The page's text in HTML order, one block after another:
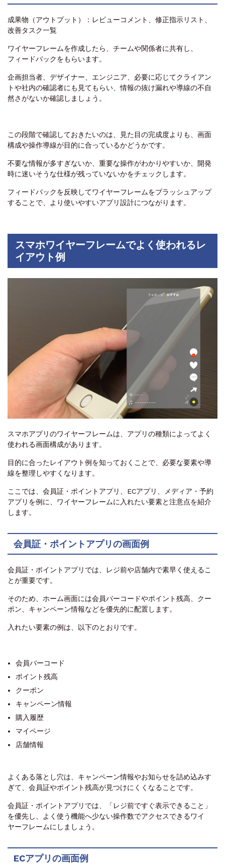
成果物（アウトプット）：レビューコメント、修正指示リスト、
改善タスク一覧
ワイヤーフレームを作成したら、チームや関係者に共有し、
フィードバックをもらいます。
企画担当者、デザイナー、エンジニア、必要に応じてクライアン
トや社内の確認者にも見てもらい、情報の抜け漏れや導線の不自
然さがないか確認しましょう。
この段階で確認しておきたいのは、見た目の完成度よりも、画面
構成や操作導線が目的に合っているかどうかです。
不要な情報が多すぎないか、重要な操作がわかりやすいか、開発
時に迷いそうな仕様が残っていないかをチェックします。
フィードバックを反映してワイヤーフレームをブラッシュアップ
することで、より使いやすいアプリ設計につながります。
スマホワイヤーフレームでよく使われるレ
イアウト例
スマホアプリのワイヤーフレームは、アプリの種類によってよく
使われる画面構成があります。
目的に合ったレイアウト例を知っておくことで、必要な要素や導
線を整理しやすくなります。
ここでは、会員証・ポイントアプリ、ECアプリ、メディア・予約
アプリを例に、ワイヤーフレームに入れたい要素と注意点を紹介
します。
会員証・ポイントアプリの画面例
会員証・ポイントアプリでは、レジ前や店舗内で素早く使えるこ
とが重要です。
そのため、ホーム画面には会員バーコードやポイント残高、クー
ポン、キャンペーン情報などを優先的に配置します。
入れたい要素の例は、以下のとおりです。
会員バーコード
ポイント残高
クーポン
キャンペーン情報
購入履歴
マイページ
店舗情報
よくある落とし穴は、キャンペーン情報やお知らせを詰め込みす
ぎて、会員証やポイント残高が見つけにくくなることです。
会員証・ポイントアプリでは、「レジ前ですぐ表示できること」
を優先し、よく使う機能へ少ない操作数でアクセスできるワイ
ヤーフレームにしましょう。
ECアプリの画面例